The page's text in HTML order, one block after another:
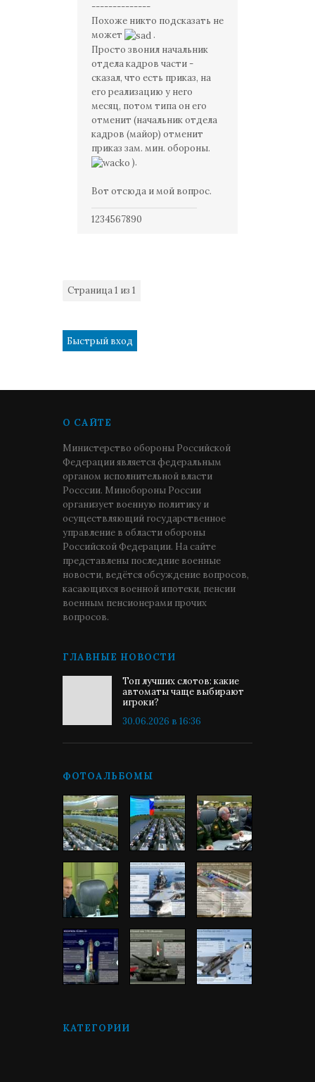
--------------
Похоже никто подсказать не
может
.
Просто звонил начальник
отдела кадров части -
сказал, что есть приказ, на
его реализацию у него
месяц, потом типа он его
отменит (начальник отдела
кадров (майор) отменит
приказ зам. мин. обороны.
).
Вот отсюда и мой вопрос.
1234567890
Страница1 из 1
О САЙТЕ
Министерство обороны Российской
Федерации является федеральным
органом исполнительной власти
Росссии. Минобороны России
организует военную политику и
осуществляющий государственное
управление в области обороны
Российской Федерации. На сайте
представлены последние военные
новости, ведётся обсуждение вопросов,
касающихся военной ипотеки, пенсии
военным пенсионерами прочих
вопросов.
ГЛАВНЫЕ НОВОСТИ
Топ лучших слотов: какие
автоматы чаще выбирают
игроки?
30.06.2026 в 16:36
ФОТОАЛЬБОМЫ
КАТЕГОРИИ